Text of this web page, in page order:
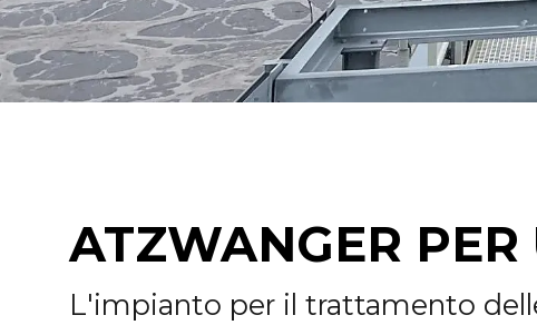
ATZWANGER PER
L'impianto per il trattamento